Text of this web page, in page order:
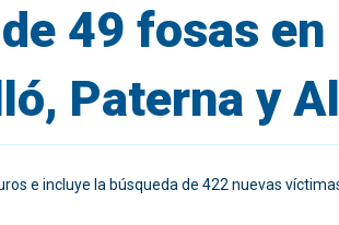
49 fosas en
Paterna y
e incluye la búsqueda de 422 nuevas